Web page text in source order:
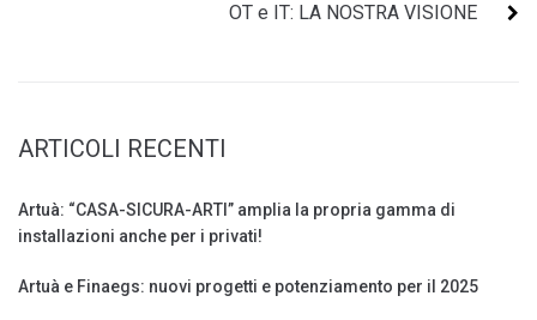
OT e IT: LA NOSTRA VISIONE
ARTICOLI RECENTI
Artuà: “CASA-SICURA-ARTI” amplia la propria gamma di
installazioni anche per i privati!
Artuà e Finaegs: nuovi progetti e potenziamento per il 2025